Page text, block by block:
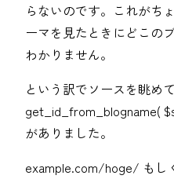
らないのです。これがち
ーマを見たときにどこの
わかりません。
という訳でソースを眺めて
get_id_from_blogname(
がありました。
example.com/hoge/ もし